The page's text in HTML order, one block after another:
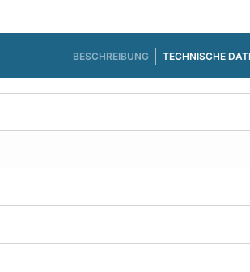
BESCHREIBUNG TECHNISCHE